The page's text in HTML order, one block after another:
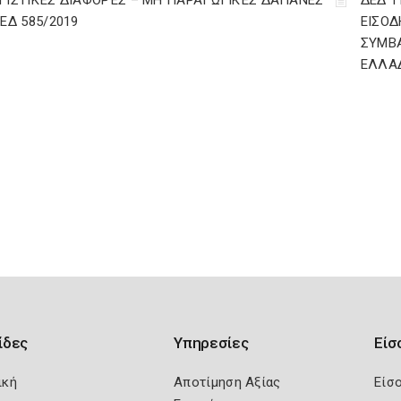
585/2019
Υπηρεσίες
Αποτίμηση Αξίας